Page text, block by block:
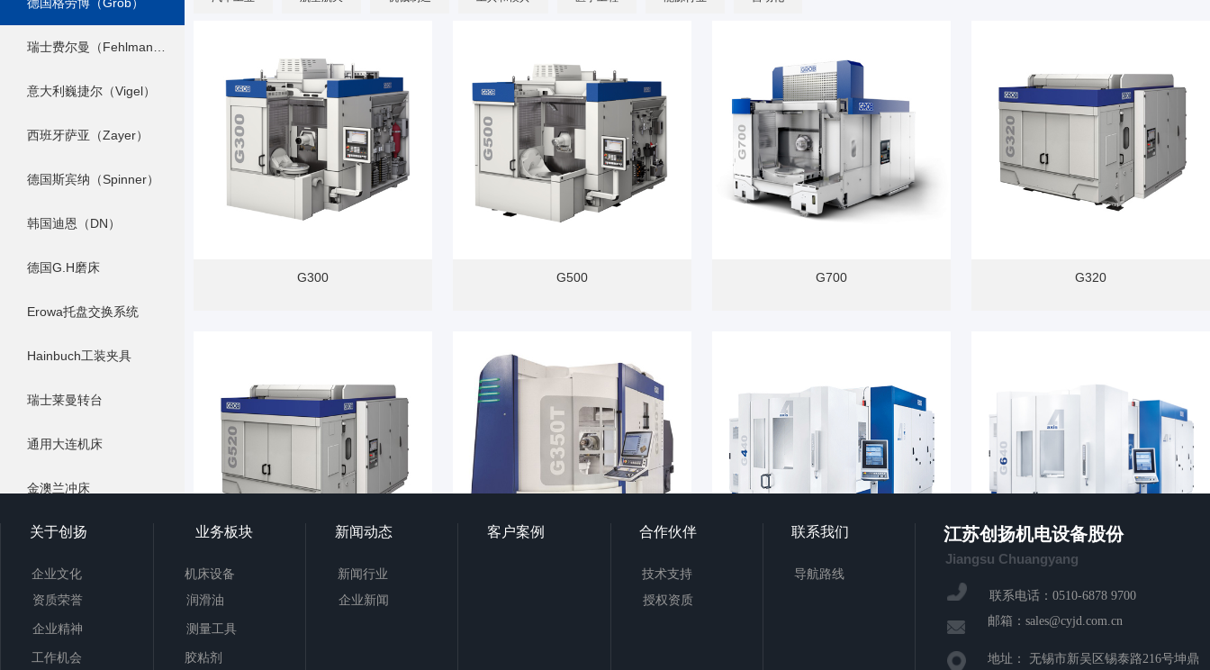
意大利巍捷尔（Vigel）
西班牙萨亚（Zayer）
德国斯宾纳（Spinner）
韩国迪恩（DN）
德国G.H磨床
Erowa托盘交换系统
Hainbuch工装夹具
瑞士莱曼转台
通用大连机床
金澳兰冲床
G300 G500 G700 G320
G640
关于创扬
企业文化
资质荣誉
企业精神
工作机会
业务板块
机床设备
润滑油
测量工具
胶粘剂
新闻动态
新闻行业
企业新闻
客户案例 合作伙伴
技术支持
授权资质
联系我们
导航路线
江苏创扬机电设备股份
Jiangsu Chuangyang
联系电话：0510-6878 9700
邮箱：sales@cyjd.com.cn
地址： 无锡市新吴区锡泰路216号坤鼎